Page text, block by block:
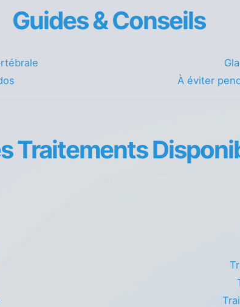
Guides & Conseils
À éviter
Traitements